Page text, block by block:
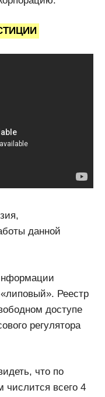
данной
Реестр
доступе
регулятора
что по
числится всего 4